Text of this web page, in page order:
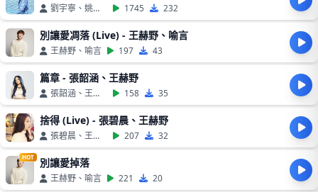
劉宇寧、姚曉棠 1745 232
別讓愛凋落 (Live) - 王赫野、喻言
王赫野、喻言 197 43
篇章 - 張韶涵、王赫野
張韶涵、王赫野 158 35
捨得 (Live) - 張碧晨、王赫野
張碧晨、王赫野 207 32
HOT 別讓愛掉落
王赫野、喻言 221 20